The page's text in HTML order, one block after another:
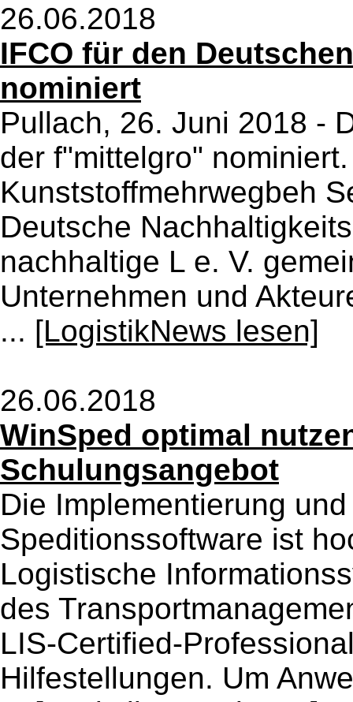
26.06.2018
IFCO für den
nominiert
Pullach, 26. Juni 2018 -
der f"mittelgro"
Kunststoffmehrwegbeh
Deutsche
nachhaltige L e. V.
Unternehmen und
... [LogistikNews lesen]
26.06.2018
WinSped optimal
Schulungsangebot
Die Implementierung
Speditionssoftware ist
Logistische
des
LIS-Certified-
Hilfestellungen. Um